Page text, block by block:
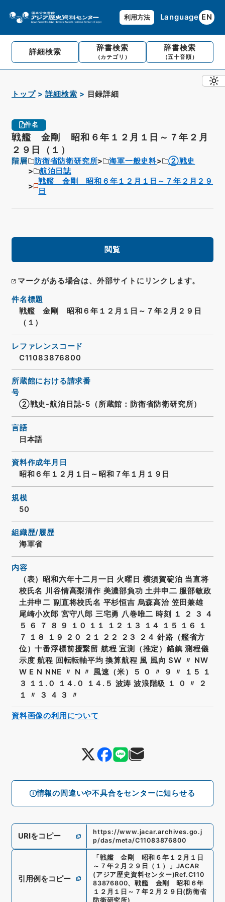
利用方法 Language EN
詳細検索 辞書検索
（カテゴリ）
辞書検索
（五十音順）
トップ 詳細検索 目録詳細
件名
戦艦 金剛 昭和６年１２月１日～７年２月
２９日（１）
階層 防衛省防衛研究所 海軍一般史料
②戦史
航泊日誌
戦艦 金剛 昭和６年１２月１日～７年２月２９
日
閲覧
マークがある場合は、外部サイトにリンクします。
情報の間違いや不具合をセンターに知らせる
件名標題
戦艦 金剛 昭和６年１２月１日～７年２月２９日
（１）
レファレンスコード
C11083876800
所蔵館における請求番
号
②戦史-航泊日誌-5（所蔵館：防衛省防衛研究所）
言語
日本語
資料作成年月日
昭和６年１２月１日～昭和７年１月１９日
規模
50
組織歴/履歴
海軍省
内容
（表）昭和六年十二月一日 火曜日 横須賀碇泊 当直将
校氏名 川谷情高梨清作 美濃部負功 土井申二 服部敏政
土井申二 副直将校氏名 平杉恒吉 烏森高治 笠田兼雄
尾崎小次郎 宮守八郎 三宅勇 八巻唯二 時刻 １ ２ ３ ４
５ ６ ７ ８ ９ １０ １１ １２ １３ １４ １５ １６ １
７ １８ １９ ２０ ２１ ２２ ２３ ２４ 針路（艦省方
位）十番浮標前援繋留 航程 宜測（推定）錨鎮 測程儀
示度 航程 回転転軸平均 換算航程 風 風向 SW 〃 NW
W E N NNE 〃 N 〃 風速（米）５ ０ 〃 ９ 〃 １５ １
３ １１.０ １４.０ １４.５ 波涛 波浪階級 １ ０ 〃 ２
１ 〃 ３ ４ ３ 〃
URIをコピー
https://www.jacar.archives.go.j
p/das/meta/C11083876800
引用例をコピー
「戦艦 金剛 昭和６年１２月１日
～７年２月２９日（１）
」 JACAR
(アジア歴史資料センター)Ref.C110
83876800、戦艦 金剛 昭和６年
１２月１日～７年２月２９日(防衛省
防衛研究所)
資料画像の利用について